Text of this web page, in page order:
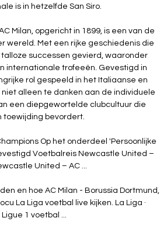
is in hetzelfde San Siro.
Milan, opgericht in 1899, is een van de
wereld. Met een rijke geschiedenis die
successen gevierd, waaronder
internationale trofeeën. Gevestigd in
rol gespeeld in het Italiaanse en
niet alleen te danken aan de individuele
een diepgewortelde clubcultuur die
toewijding bevordert.
Op het onderdeel 'Persoonlijke
Voetbalreis Newcastle United –
United – AC ...
en hoe AC Milan - Borussia Dortmund,
La Liga voetbal live kijken. La Liga ·
1 voetbal ...